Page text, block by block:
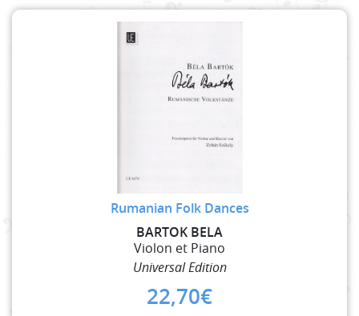
Rumanian Folk Dances
BARTOK BELA
Violon et Piano
Universal Edition
22,70€